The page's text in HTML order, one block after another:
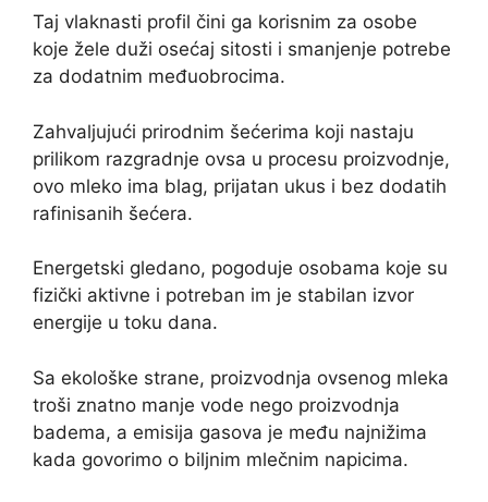
Taj vlaknasti profil čini ga korisnim za osobe
koje žele duži osećaj sitosti i smanjenje potrebe
za dodatnim međuobrocima.
Zahvaljujući prirodnim šećerima koji nastaju
prilikom razgradnje ovsa u procesu proizvodnje,
ovo mleko ima blag, prijatan ukus i bez dodatih
rafinisanih šećera.
Energetski gledano, pogoduje osobama koje su
fizički aktivne i potreban im je stabilan izvor
energije u toku dana.
Sa ekološke strane, proizvodnja ovsenog mleka
troši znatno manje vode nego proizvodnja
badema, a emisija gasova je među najnižima
kada govorimo o biljnim mlečnim napicima.